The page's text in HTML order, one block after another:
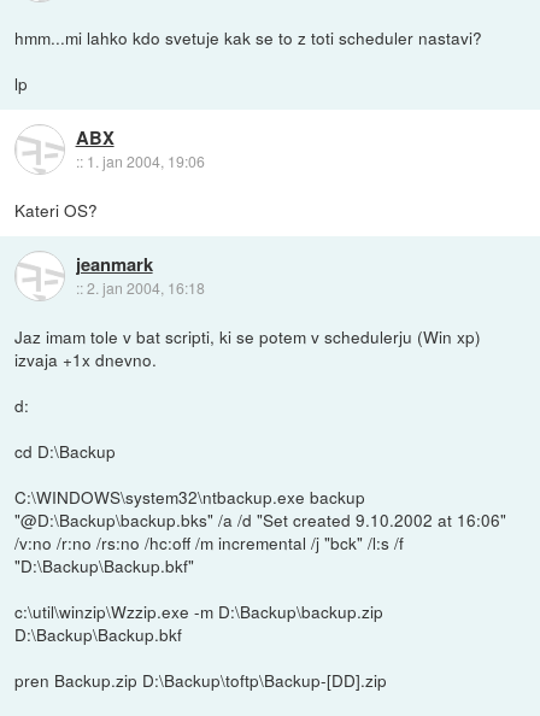
hmm...mi lahko kdo svetuje kak se to z toti scheduler nastavi?
lp
ABX
:: 1. jan 2004, 19:06
Kateri OS?
jeanmark
::2. jan 2004, 16:18
Jaz imam tole v bat scripti, ki se potem v schedulerju (Win xp)
izvaja +1x dnevno.
d:
cd D:\Backup
C:\WINDOWS\system32\ntbackup.exe backup
"@D:\Backup\backup.bks" /a /d "Set created 9.10.2002 at 16:06"
/v:no /r:no /rs:no /hc:off /m incremental /j "bck" /l:s /f
"D:\Backup\Backup.bkf"
c:\util\winzip\Wzzip.exe -m D:\Backup\backup.zip
D:\Backup\Backup.bkf
pren Backup.zip D:\Backup\toftp\Backup-[DD].zip